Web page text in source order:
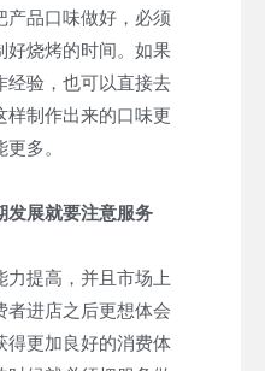
产品口味做好，必须
好烧烤的时间。如果
经验，也可以直接去
样制作出来的口味更
多。
发展就要注意服务
提高，并且市场上
者进店之后更想体会
得更加良好的消费体